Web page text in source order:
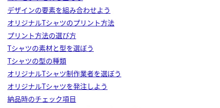
デザインの要素を組み合わせよう
オリジナルTシャツのプリント方法
プリント方法の選び方
Tシャツの素材と型を選ぼう
Tシャツの型の種類
オリジナルTシャツ制作業者を選ぼう
オリジナルTシャツを発注しよう
納品時のチェック項目